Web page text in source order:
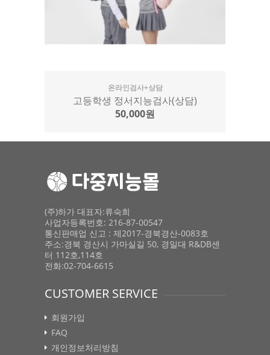
온라인검사+상담
고등학생 정서지능검사(상담)
50,000원
(주)하가 대표자:류숙희
사업자등록번호: 216-87-00547
통신판매업 신고 : 제2017-경북경산-0083호
주소:경북 경산시 가마실길 50, 경일대 R&DB센
터 112호,114호
전화:02-704-6615
CUSTOMER SERVICE
회원가입
FAQ
개인정보처리방침